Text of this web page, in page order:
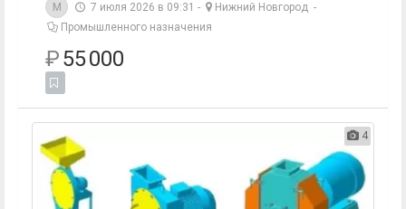
M 7 июля 2026 в 09:31 - Нижний Новгород -
Промышленного назначения
₽55 000
4